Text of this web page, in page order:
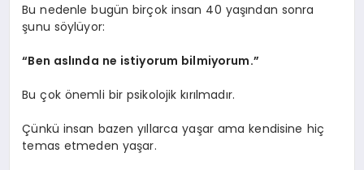
Bu nedenle bugün birçok insan 40 yaşından sonra
şunu söylüyor:
“Ben aslında ne istiyorum bilmiyorum.”
Bu çok önemli bir psikolojik kırılmadır.
Çünkü insan bazen yıllarca yaşar ama kendisine hiç
temas etmeden yaşar.